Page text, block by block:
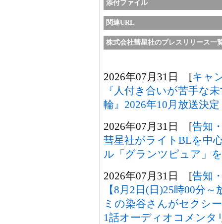
添付ファイル
関連URL
株式会社彗星社のプレスリリース一
2026年07月31日 [キャ
『人付き合いが苦手な
輪』2026年10月放送決定
2026年07月31日 [告知
彗星社がライトBLを中
ル「グランツピュア」
2026年07月31日 [告知
【8月2日(日)25時00分
ミの染谷さんがセクシ
1話オーディオコメン